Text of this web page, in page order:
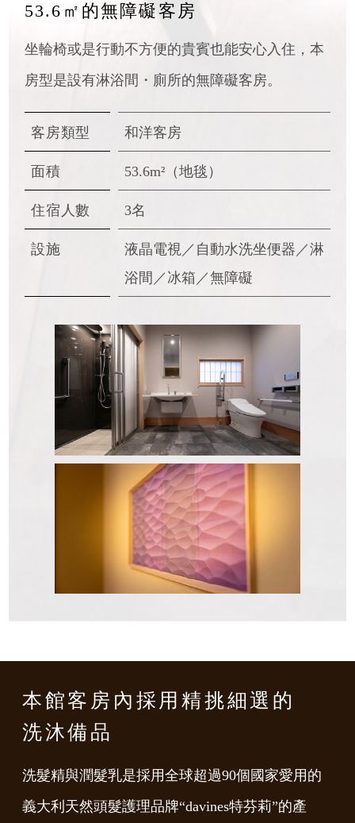
53.6㎡的無障礙客房
坐輪椅或是行動不方便的貴賓也能安心入住，本
房型是設有淋浴間・廁所的無障礙客房。
客房類型 和洋客房
面積 53.6m²（地毯）
住宿人數 3名
設施
液晶電視／自動水洗坐便器／淋
浴間／冰箱／無障礙
本館客房內 採用精挑細選的
洗沐備品
洗髮精與潤髮乳是採用全球超過90個國家愛用的
義大利天然頭髮護理品牌“davines特芬莉”的產